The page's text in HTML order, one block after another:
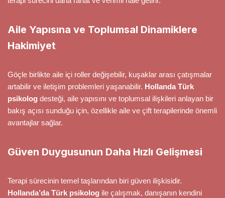
Aile Yapısına ve Toplumsal Dinamiklere
Hakimiyet
Göçle birlikte aile içi roller değişebilir, kuşaklar arası çatışmalar
artabilir ve iletişim problemleri yaşanabilir. Hollanda Türk
psikolog desteği, aile yapısını ve toplumsal ilişkileri anlayan bir
bakış açısı sunduğu için, özellikle aile ve çift terapilerinde önemli
avantajlar sağlar.
Güven Duygusunun Daha Hızlı Gelişmesi
Terapi sürecinin temel taşlarından biri güven ilişkisidir.
Hollanda’da Türk psikolog ile çalışmak, danışanın kendini